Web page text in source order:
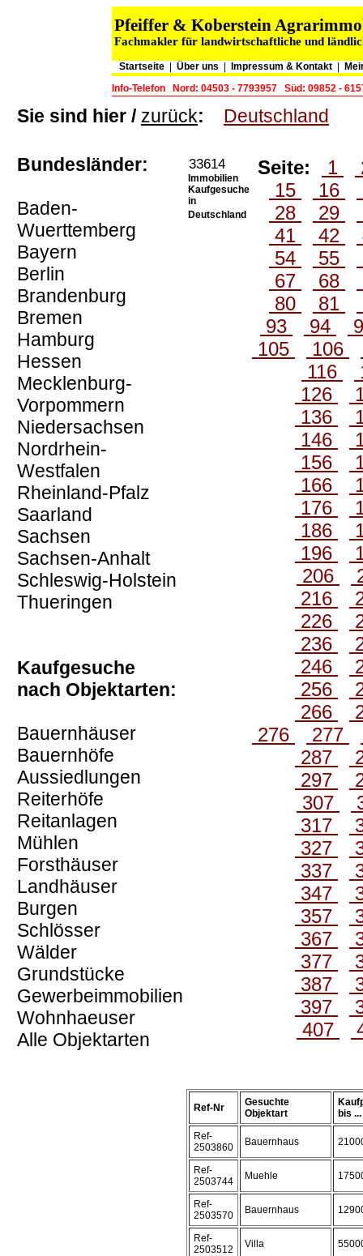
Pfeiffer & Koberstein
Fachmakler für landwirtschaftliche und
Startseite Über uns Impressum & Kontakt
Info-Telefon
Nord: 04503 - 7793957 Süd: 09852 -
Sie sind hier / zurück: Deutschland
Bundesländer:
Baden-
Wuerttemberg
Bayern
Berlin
Brandenburg
Bremen
Hamburg
Hessen
Mecklenburg-
Vorpommern
Niedersachsen
Nordrhein-
Westfalen
Rheinland-Pfalz
Saarland
Sachsen
Sachsen-Anhalt
Schleswig-Holstein
Thueringen
Kaufgesuche
nach Objektarten:
Bauernhäuser
Bauernhöfe
Aussiedlungen
Reiterhöfe
Reitanlagen
Mühlen
Forsthäuser
Landhäuser
Burgen
Schlösser
Wälder
Grundstücke
Gewerbeimmobilien
Wohnhaeuser
Alle Objektarten
33614
Immobilien
Kaufgesuche
in
Deutschland
Seite: 1
15
16
28
29
41
42
54
55
67
68
80
81
93
94
105
106
116
126
136
146
156
166
176
186
196
206
216
226
236
246
256
266
276
277
287
297
307
317
327
337
347
357
367
377
387
397
407
Ref-Nr
Gesuchte
Objektart
bis ...
Ref-
2503860
Bauernhaus
Ref-
2503744
Muehle
Ref-
2503570
Bauernhaus
Ref-
2503512
Villa